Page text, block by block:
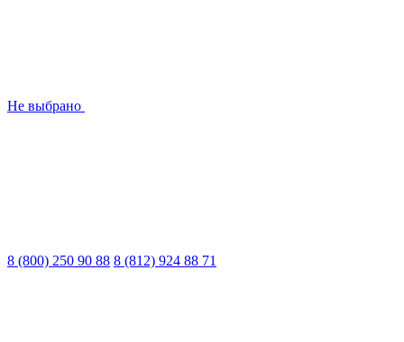
Не выбрано
8 (800) 250 90 88 8 (812) 924 88 71